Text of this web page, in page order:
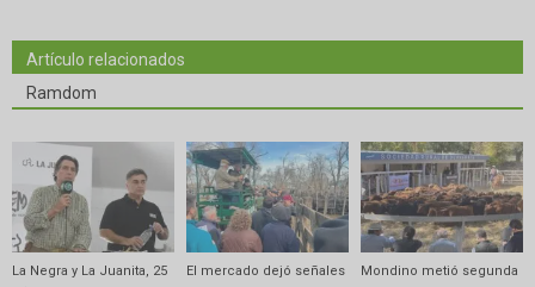
Artículo relacionados
Ramdom
La Negra y La Juanita, 25
El mercado dejó señales
Mondino metió segunda